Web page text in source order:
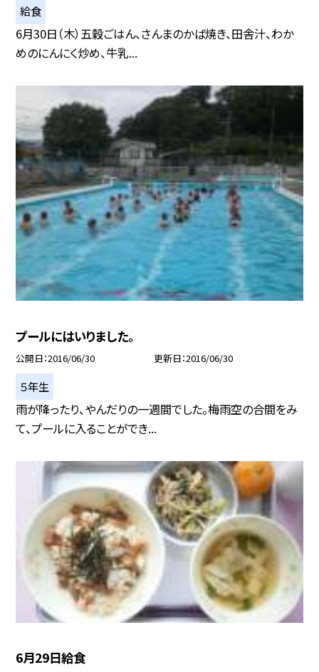
給食
6月30日（木）五穀ごはん、さんまのかば焼き、田舎汁、わか
めのにんにく炒め、牛乳...
プールにはいりました。
公開日 2016/06/30 更新日 2016/06/30
５年生
雨が降ったり、やんだりの一週間でした。梅雨空の合間をみ
て、プールに入ることができ...
6月29日給食